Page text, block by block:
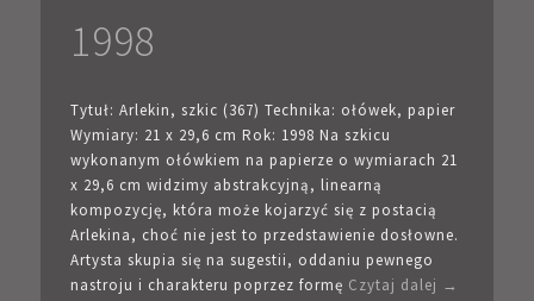
1998
Tytuł: Arlekin, szkic (367) Technika: ołówek, papier
Wymiary: 21 x 29,6 cm Rok: 1998 Na szkicu
wykonanym ołówkiem na papierze o wymiarach 21
x 29,6 cm widzimy abstrakcyjną, linearną
kompozycję, która może kojarzyć się z postacią
Arlekina, choć nie jest to przedstawienie dosłowne.
Artysta skupia się na sugestii, oddaniu pewnego
nastroju i charakteru poprzez formę Czytaj dalej →